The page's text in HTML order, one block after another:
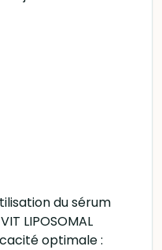
du sérum
LIPOSOMAL
optimale :